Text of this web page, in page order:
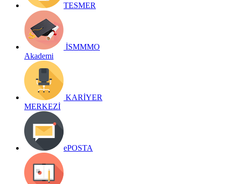
TESMER
İSMMMO
Akademi
KARİYER
MERKEZİ
ePOSTA